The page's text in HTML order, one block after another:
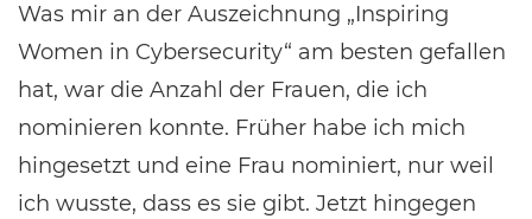
Was mir an der Auszeichnung „Inspiring
Women in Cybersecurity“ am besten gefallen
hat, war die Anzahl der Frauen, die ich
nominieren konnte. Früher habe ich mich
hingesetzt und eine Frau nominiert, nur weil
ich wusste, dass es sie gibt. Jetzt hingegen